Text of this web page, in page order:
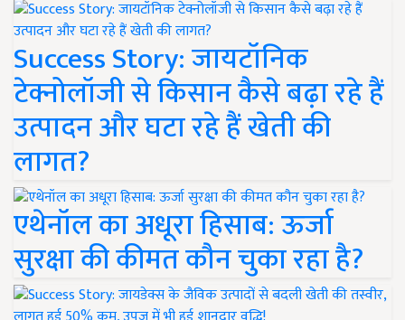
Success Story: जायटॉनिक
टेक्नोलॉजी से किसान कैसे बढ़ा रहे हैं
उत्पादन और घटा रहे हैं खेती की
लागत?
एथेनॉल का अधूरा हिसाब: ऊर्जा
सुरक्षा की कीमत कौन चुका रहा है?